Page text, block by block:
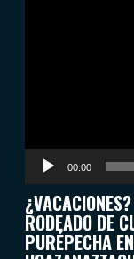
00:00
RODEADO DE
PURÉPECHA